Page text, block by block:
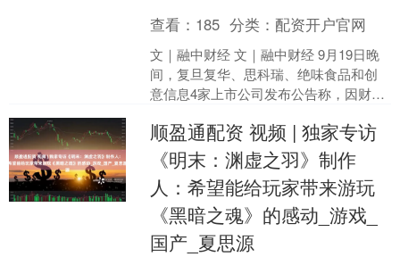
查看： 185 分类：配资开户官网
文｜融中财经 文｜融中财经 9月19日晚
间，复旦复华、思科瑞、绝味食品和创
意信息4家上市公司发布公告称，因财务
示。四家公司同日戴....
顺盈通配资 视频 | 独家专访
《明末：渊虚之羽》制作
人：希望能给玩家带来游玩
《黑暗之魂》的感动_游戏_
国产_夏思源